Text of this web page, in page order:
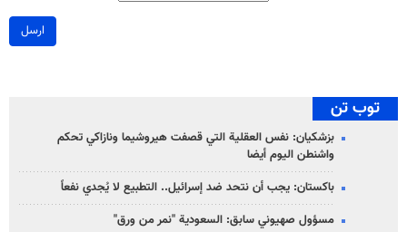
ارسل
توب تن
بزشكيان: نفس العقلية التي قصفت هيروشيما ونازاكي تحكم
واشنطن اليوم أيضا
باكستان: يجب أن نتحد ضد إسرائيل.. التطبيع لا يُجدي نفعاً
مسؤول صهيوني سابق: السعودية "نمر من ورق"